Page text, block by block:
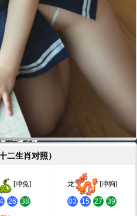
二生肖对照）
[冲兔]
26 38
龙 [冲狗]
03 15 27 39